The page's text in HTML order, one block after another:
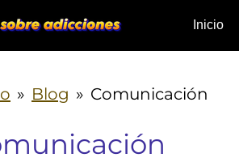
Inicio
» Blog » Comunicación